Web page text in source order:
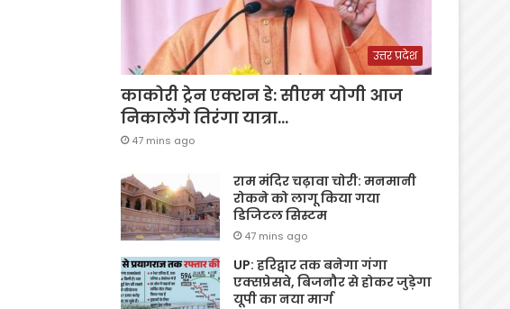
उत्तर प्रदेश
काकोरी ट्रेन एक्शन डे: सीएम योगी आज
निकालेंगे तिरंगा यात्रा…
47 mins ago
राम मंदिर चढ़ावा चोरी: मनमानी
रोकने को लागू किया गया
डिजिटल सिस्टम
47 mins ago
UP: हरिद्वार तक बनेगा गंगा
एक्सप्रेसवे, बिजनौर से होकर जुड़ेगा
यूपी का नया मार्ग